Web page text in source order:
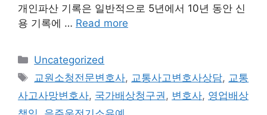
개인파산 기록은 일반적으로 5년에서 10년 동안 신
용 기록에 … Read more
Categories
Uncategorized
Tags
교원소청전문변호사, 교통사고변호사상담, 교통
사고사망변호사, 국가배상청구권 , 변호사, 영업배상